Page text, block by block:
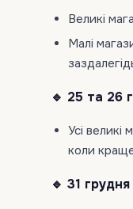
Великі
Малі
🔹 25 та 26
Усі великі
коли
🔹 31